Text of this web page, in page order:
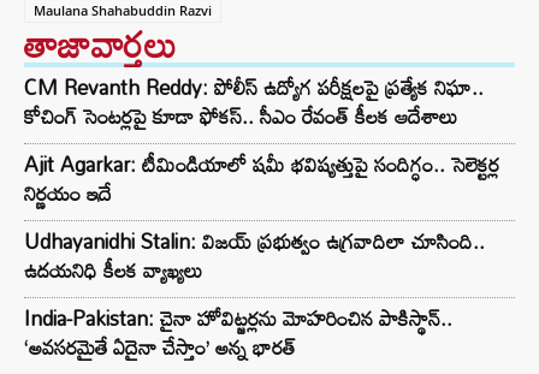
Maulana Shahabuddin Razvi
తాజావార్తలు
CM Revanth Reddy: పోలీస్ ఉద్యోగ పరీక్షలపై ప్రత్యేక నిఘా..
కోచింగ్ సెంటర్లపై కూడా ఫోకస్.. సీఎం రేవంత్ కీలక ఆదేశాలు
Ajit Agarkar: టీమిండియాలో షమీ భవిష్యత్తుపై సందిగ్ధం.. సెలెక్టర్ల
నిర్ణయం ఇదే
Udhayanidhi Stalin: విజయ్ ప్రభుత్వం ఉగ్రవాదిలా చూసింది..
ఉదయనిధి కీలక వ్యాఖ్యలు
India-Pakistan: చైనా హోవిట్జర్లను మోహరించిన పాకిస్థాన్..
‘అవసరమైతే ఏదైనా చేస్తాం’ అన్న భారత్